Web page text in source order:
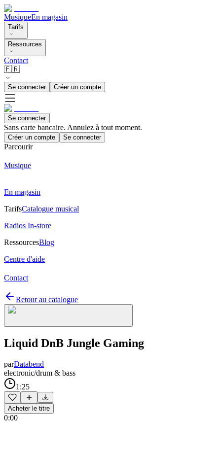
MusiqueEn magasin
Tarifs
Ressources
Contact
🇫🇷
Se connecter Créer un compte
Se connecter
Sans carte bancaire. Annulez à tout moment.
Créer un compte Se connecter
Parcourir
Musique
En magasin
TarifsCatalogue musical
Radios In-store
RessourcesBlog
Centre d'aide
Contact
Retour au catalogue
Liquid DnB Jungle Gaming
parDatabend
electronic/drum & bass
1:25
Acheter le titre
0:00